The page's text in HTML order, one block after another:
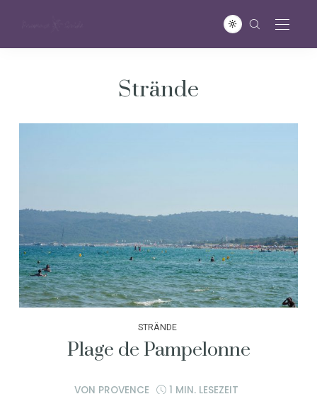
Strände
STRÄNDE
Plage de Pampelonne
VON PROVENCE
1 MIN. LESEZEIT